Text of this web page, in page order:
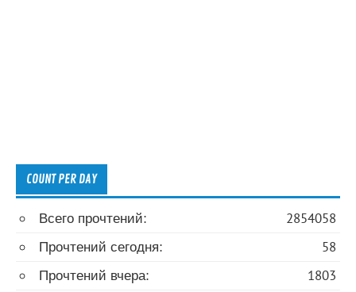
COUNT PER DAY
2854058
Всего прочтений:
58
Прочтений сегодня:
1803
Прочтений вчера: